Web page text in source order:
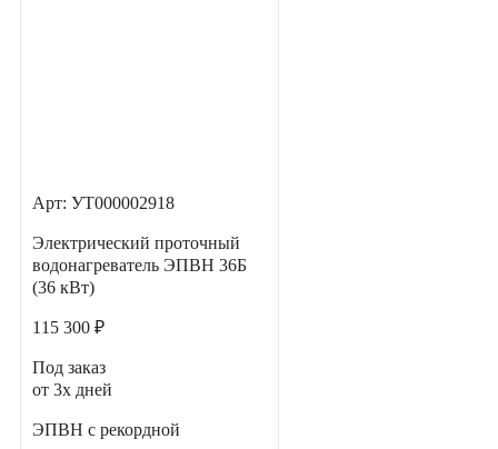
Арт: УТ000002918
Электрический проточный
водонагреватель ЭПВН 36Б
(36 кВт)
115 300 ₽
Под заказ
от 3х дней
ЭПВН с рекордной